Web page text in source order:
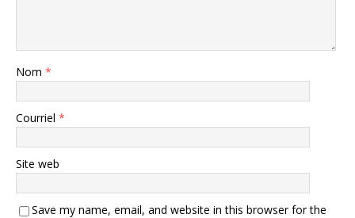
Nom *
Courriel *
Site web
Save my name, email, and website in this browser for the